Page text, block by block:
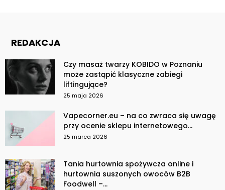
REDAKCJA
Czy masaż twarzy KOBIDO w Poznaniu
może zastąpić klasyczne zabiegi
liftingujące?
25 maja 2026
Vapecorner.eu – na co zwraca się uwagę
przy ocenie sklepu internetowego...
25 marca 2026
Tania hurtownia spożywcza online i
hurtownia suszonych owoców B2B
Foodwell –...